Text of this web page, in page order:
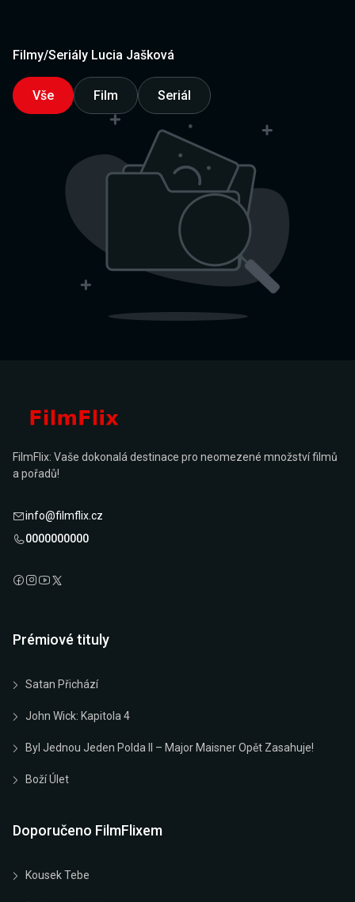
Filmy/Seriály Lucia Jašková
Vše Film Seriál
FilmFlix: Vaše dokonalá destinace pro neomezené množství filmů
a pořadů!
info@filmflix.cz
0000000000
Prémiové tituly
Satan Přichází
John Wick: Kapitola 4
Byl Jednou Jeden Polda II – Major Maisner Opět Zasahuje!
Boží Úlet
Doporučeno FilmFlixem
Kousek Tebe